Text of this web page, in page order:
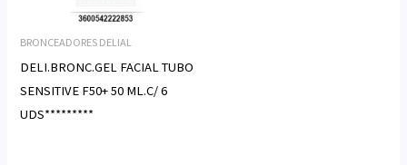
BRONCEADORES DELIAL
DELI.BRONC.GEL FACIAL TUBO
SENSITIVE F50+ 50 ML.C/ 6
UDS*********